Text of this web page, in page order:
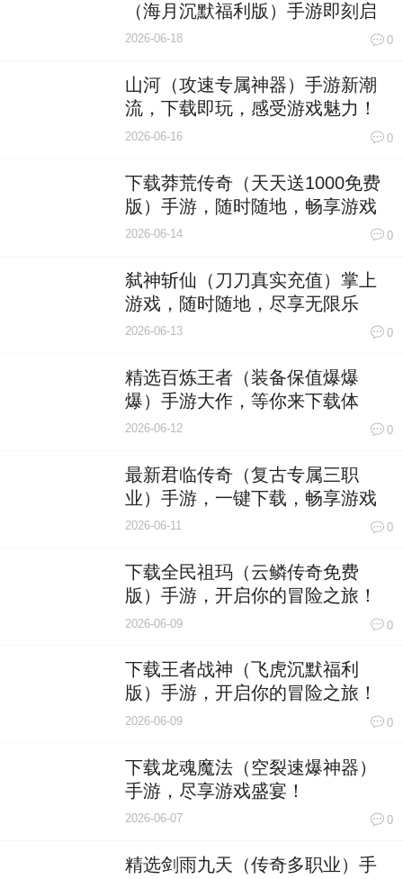
（海月沉默福利版）手游即刻启
程！
2026-06-18 0
山河（攻速专属神器）手游新潮
流，下载即玩，感受游戏魅力！
2026-06-16 0
下载莽荒传奇（天天送1000免费
版）手游，随时随地，畅享游戏
乐趣！
2026-06-14 0
弑神斩仙（刀刀真实充值）掌上
游戏，随时随地，尽享无限乐
趣！
2026-06-13 0
精选百炼王者（装备保值爆爆
爆）手游大作，等你来下载体
验！
2026-06-12 0
最新君临传奇（复古专属三职
业）手游，一键下载，畅享游戏
乐趣！
2026-06-11 0
下载全民祖玛（云鳞传奇免费
版）手游，开启你的冒险之旅！
2026-06-09 0
下载王者战神（飞虎沉默福利
版）手游，开启你的冒险之旅！
2026-06-09 0
下载龙魂魔法（空裂速爆神器）
手游，尽享游戏盛宴！
2026-06-07 0
精选剑雨九天（传奇多职业）手